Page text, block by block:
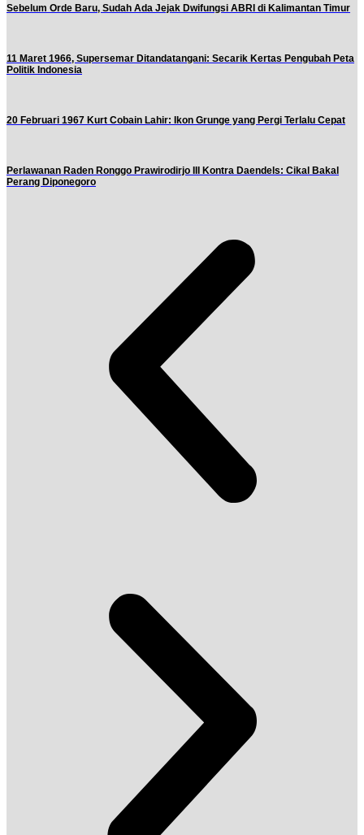
Sebelum Orde Baru, Sudah Ada Jejak Dwifungsi ABRI di Kalimantan Timur
11 Maret 1966, Supersemar Ditandatangani: Secarik Kertas Pengubah Peta
Politik Indonesia
20 Februari 1967 Kurt Cobain Lahir: Ikon Grunge yang Pergi Terlalu Cepat
Perlawanan Raden Ronggo Prawirodirjo III Kontra Daendels: Cikal Bakal
Perang Diponegoro